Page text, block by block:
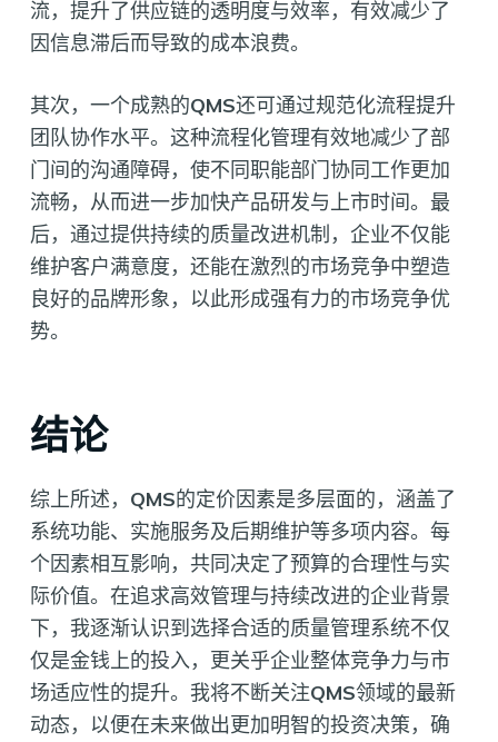
流，提升了供应链的透明度与效率，有效减少了
因信息滞后而导致的成本浪费。
其次，一个成熟的QMS还可通过规范化流程提升
团队协作水平。这种流程化管理有效地减少了部
门间的沟通障碍，使不同职能部门协同工作更加
流畅，从而进一步加快产品研发与上市时间。最
后，通过提供持续的质量改进机制，企业不仅能
维护客户满意度，还能在激烈的市场竞争中塑造
良好的品牌形象，以此形成强有力的市场竞争优
势。
结论
综上所述， QMS的定价因素是多层面的，涵盖了
系统功能、实施服务及后期维护等多项内容。每
个因素相互影响，共同决定了预算的合理性与实
际价值。在追求高效管理与持续改进的企业背景
下，我逐渐认识到选择合适的质量管理系统不仅
仅是金钱上的投入，更关乎企业整体竞争力与市
场适应性的提升。我将不断关注QMS领域的最新
动态，以便在未来做出更加明智的投资决策，确